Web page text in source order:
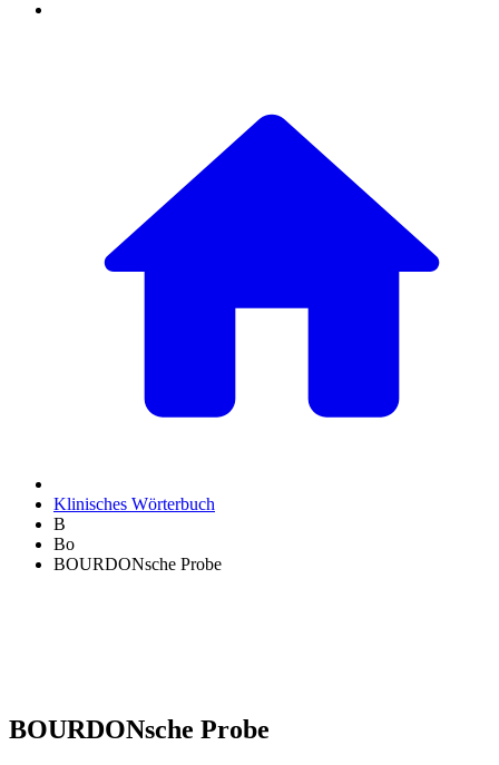
Klinisches Wörterbuch
B
Bo
BOURDONsche Probe
BOURDONsche Probe